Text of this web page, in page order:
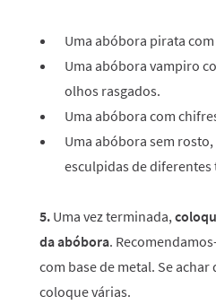
Uma abóbora pirata
Uma abóbora vampiro
olhos rasgados.
Uma abóbora com
Uma abóbora sem
esculpidas de diferentes
5. Uma vez terminada,
da abóbora.
com base de metal. Se
coloque várias.